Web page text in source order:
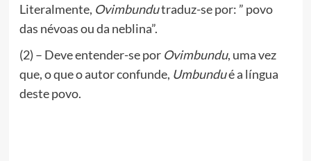
Literalmente, Ovimbundutraduz-se por: ” povo
das névoas ou da neblina”.
(2) – Deve entender-se por Ovimbundu, uma vez
que, o que o autor confunde, Umbundué a língua
deste povo.